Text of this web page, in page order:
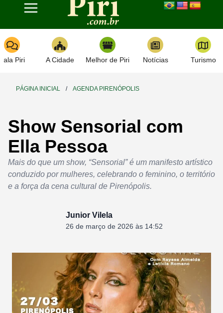
Toggle navigation
Piri A Cidade Melhor de Piri Notícias Turismo
PÁGINA INICIAL / AGENDA PIRENÓPOLIS
Show Sensorial com
Ella Pessoa
Mais do que um show, “Sensorial” é um manifesto artístico
conduzido por mulheres, celebrando o feminino, o território
e a força da cena cultural de Pirenópolis.
Junior Vilela
26 de março de 2026 às 14:52